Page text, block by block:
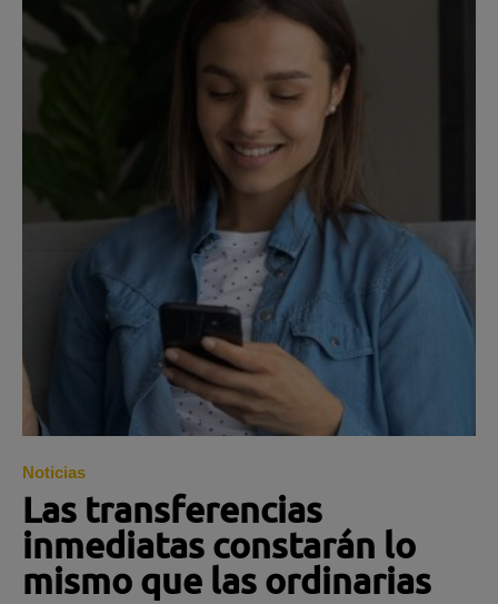
Noticias
Las transferencias
inmediatas constarán lo
mismo que las ordinarias